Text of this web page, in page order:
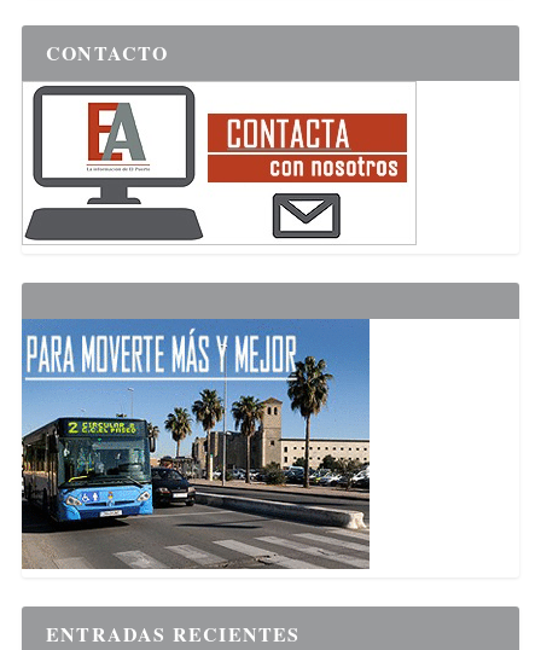
CONTACTO
ENTRADAS RECIENTES